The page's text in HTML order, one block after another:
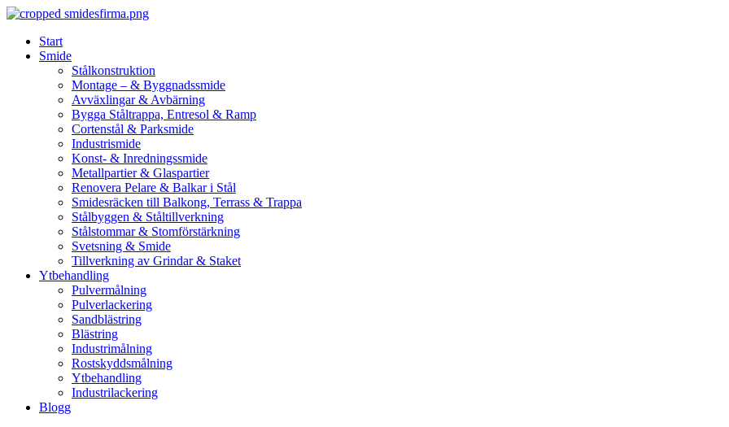
Skip
contentStart
Smide
Stålkonstruktion
Montage – & Byggnadssmide
Avväxlingar & Avbärning
Bygga Ståltrappa, Entresol & Ramp
Cortenstål & Parksmide
Industrismide
Konst- & Inredningssmide
Metallpartier & Glaspartier
Renovera Pelare & Balkar i Stål
Smidesräcken till Balkong, Terrass & Trappa
Stålbyggen & Ståltillverkning
Stålstommar & Stomförstärkning
Svetsning & Smide
Tillverkning av Grindar & Staket
Ytbehandling
Pulvermålning
Pulverlackering
Sandblästring
Blästring
Industrimålning
Rostskyddsmålning
Ytbehandling
Industrilackering
Blogg